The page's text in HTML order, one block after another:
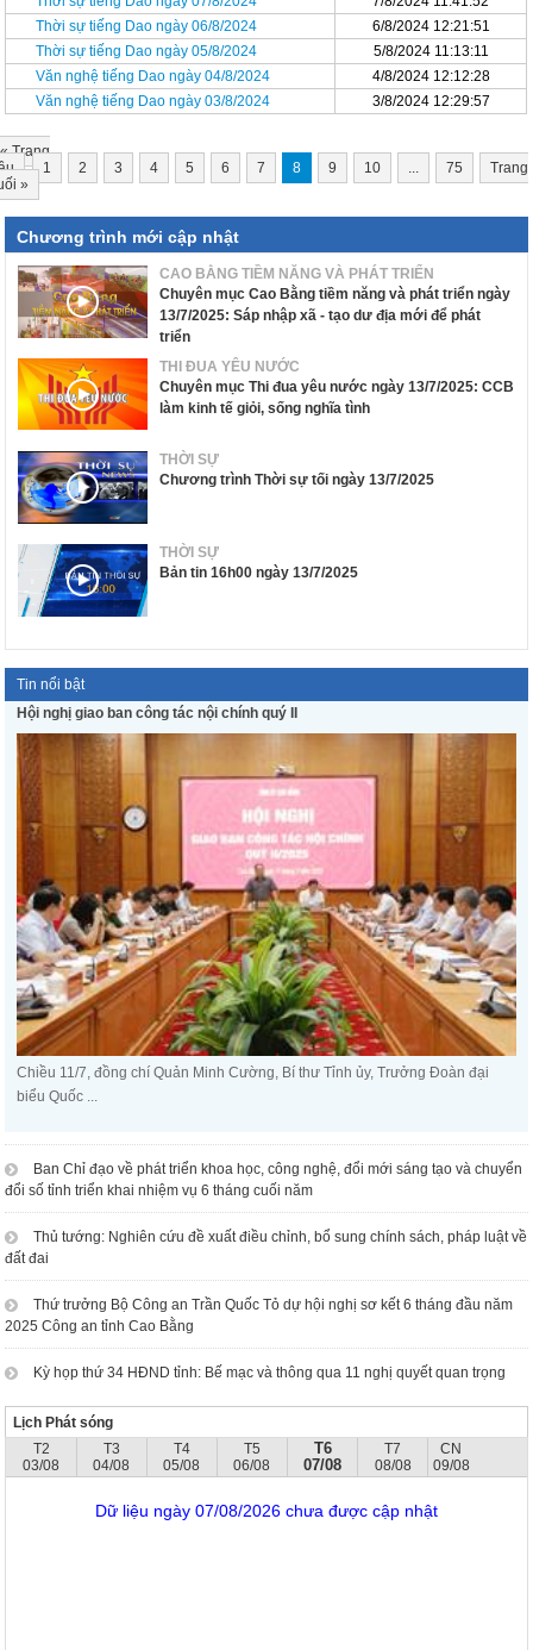
Thời sự tiếng Dao ngày 06/8/2024
6/8/2024 12:21:51
Thời sự tiếng Dao ngày 05/8/2024
5/8/2024 11:13:11
Văn nghệ tiếng Dao ngày 04/8/2024
4/8/2024 12:12:28
Văn nghệ tiếng Dao ngày 03/8/2024
3/8/2024 12:29:57
«Trang
1 2 3 4 5 6 7 8 9 10 ... 75
Trang
»
Chương trình mới cập nhật
CAO BẰNG TIỀM NĂNG VÀ PHÁT TRIỂN
Chuyên mục Cao Bằng tiềm năng và phát triển ngày
13/7/2025: Sáp nhập xã - tạo dư địa mới để phát
triển
THI ĐUA YÊU NƯỚC
Chuyên mục Thi đua yêu nước ngày 13/7/2025: CCB
làm kinh tế giỏi, sống nghĩa tình
THỜI SỰ
Chương trình Thời sự tối ngày 13/7/2025
THỜI SỰ
Bản tin 16h00 ngày 13/7/2025
Tin nổi bật
Hội nghị giao ban công tác nội chính quý II
Chiều 11/7, đồng chí Quản Minh Cường, Bí thư Tỉnh ủy, Trưởng Đoàn đại
biểu Quốc ...
Ban Chỉ đạo về phát triển khoa học, công nghệ, đổi mới sáng tạo và chuyển
đổi số tỉnh triển khai nhiệm vụ 6 tháng cuối năm
Thủ tướng: Nghiên cứu đề xuất điều chỉnh, bổ sung chính sách, pháp luật về
đất đai
Thứ trưởng Bộ Công an Trần Quốc Tỏ dự hội nghị sơ kết 6 tháng đầu năm
2025 Công an tỉnh Cao Bằng
Kỳ họp thứ 34 HĐND tỉnh: Bế mạc và thông qua 11 nghị quyết quan trọng
Lịch Phát sóng
T2
03/08
T3
04/08
T4
05/08
T5
06/08
T6
07/08
T7
08/08
CN
09/08
Dữ liệu ngày 07/08/2026 chưa được cập nhật